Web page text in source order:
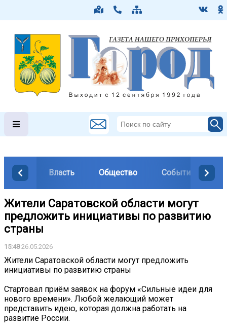
Власть Общество События
Жители Саратовской области могут
предложить инициативы по развитию
страны
15:4826.05.2026
Жители Саратовской области могут предложить
инициативы по развитию страны
Стартовал приём заявок на форум «Сильные идеи для
нового времени». Любой желающий может
представить идею, которая должна работать на
развитие России.